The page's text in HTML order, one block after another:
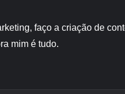
faço a criação de
mim é tudo.